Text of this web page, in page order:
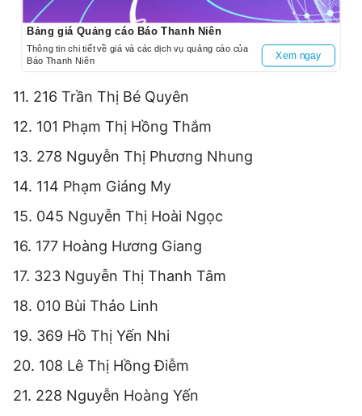
Bảng giá Quảng cáo Báo Thanh Niên
Thông tin chi tiết về giá và các dịch vụ quảng cáo của
Báo Thanh Niên
Xem ngay
11. 216 Trần Thị Bé Quyên
12. 101 Phạm Thị Hồng Thắm
13. 278 Nguyễn Thị Phương Nhung
14. 114 Phạm Giáng My
15. 045 Nguyễn Thị Hoài Ngọc
16. 177 Hoàng Hương Giang
17. 323 Nguyễn Thị Thanh Tâm
18. 010 Bùi Thảo Linh
19. 369 Hồ Thị Yến Nhi
20. 108 Lê Thị Hồng Điễm
21. 228 Nguyễn Hoàng Yến